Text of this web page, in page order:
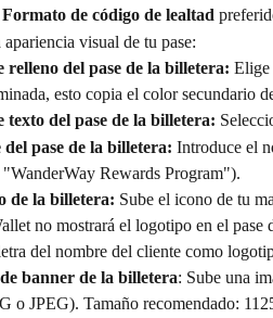
Formato de código de lealtad
apariencia visual de tu pase:
relleno del pase de la billetera: Elige
esto copia el color secundario
texto del pase de la billetera:
pase de la billetera: Introduce el
Rewards Program").
de la billetera: Sube el icono de tu
no mostrará el logotipo en el pase
del nombre del cliente como
banner de la billetera: Sube una
o JPEG). Tamaño recomendado: